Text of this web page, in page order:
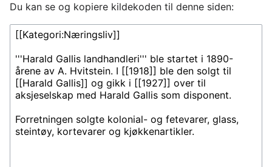
Du kan se og kopiere kildekoden til denne siden: